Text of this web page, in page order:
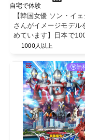
自宅で体験
【韓国女優 ソン・イ
さんがイメージモデル
めています】日本で100
上のKOLから高評価を受
万包を突破した、話題
ラーゲンドリンク「m2
24時間以内に体内のコ
ゲン増加を体感できる
コラボレーション企画
1000人以上
無